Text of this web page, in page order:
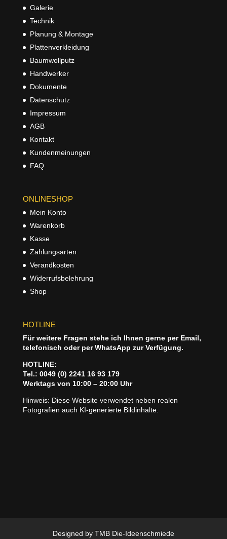
Galerie
Technik
Planung & Montage
Plattenverkleidung
Baumwollputz
Handwerker
Dokumente
Datenschutz
Impressum
AGB
Kontakt
Kundenmeinungen
FAQ
ONLINESHOP
Mein Konto
Warenkorb
Kasse
Zahlungsarten
Verandkosten
Widerrufsbelehrung
Shop
HOTLINE
Für weitere Fragen stehe ich Ihnen gerne per Email,
telefonisch oder per WhatsApp zur Verfügung.
HOTLINE:
Tel.: 0049 (0) 2241 16 93 179
Werktags von 10:00 – 20:00 Uhr
Hinweis: Diese Website verwendet neben realen
Fotografien auch KI‑generierte Bildinhalte.
Designed by TMB Die-Ideenschmiede